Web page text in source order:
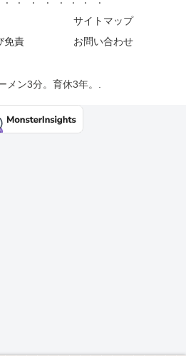
サイトマップ
免責
お問い合わせ
メン3分。育休3年。.